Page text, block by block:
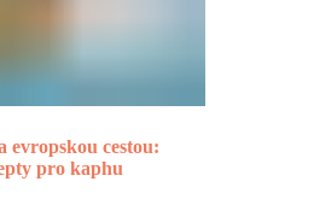
evropskou cestou:
pro kaphu